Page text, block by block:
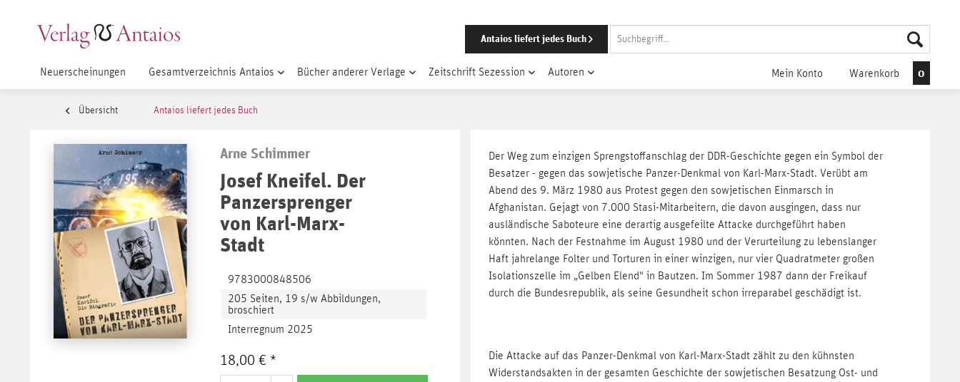
Antaios liefert jedes Buch
Neuerscheinungen Gesamtverzeichnis Antaios Bücher anderer Verlage Zeitschrift Sezession Autoren Mein Konto Warenkorb 0
Übersicht Antaios liefert jedes Buch
Arne Schimmer
Josef Kneifel. Der
Panzersprenger
von Karl-Marx-
Stadt
9783000848506
205 Seiten, 19 s/w Abbildungen,
broschiert
Interregnum 2025
18,00 € *
Der Weg zum einzigen Sprengstoffanschlag der DDR-Geschichte gegen ein Symbol der
Besatzer - gegen das sowjetische Panzer-Denkmal von Karl-Marx-Stadt. Verübt am
Abend des 9. März 1980 aus Protest gegen den sowjetischen Einmarsch in
Afghanistan. Gejagt von 7.000 Stasi-Mitarbeitern, die davon ausgingen, dass nur
ausländische Saboteure eine derartig ausgefeilte Attacke durchgeführt haben
könnten. Nach der Festnahme im August 1980 und der Verurteilung zu lebenslanger
Haft jahrelange Folter und Torturen in einer winzigen, nur vier Quadratmeter großen
Isolationszelle im „Gelben Elend" in Bautzen. Im Sommer 1987 dann der Freikauf
durch die Bundesrepublik, als seine Gesundheit schon irreparabel geschädigt ist.
Die Attacke auf das Panzer-Denkmal von Karl-Marx-Stadt zählt zu den kühnsten
Widerstandsakten in der gesamten Geschichte der sowjetischen Besatzung Ost- und